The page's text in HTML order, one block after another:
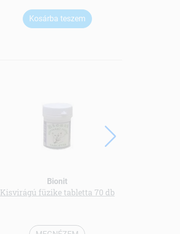
Kosárba teszem
Bionit
Kisvirágú füzike tabletta 70 db